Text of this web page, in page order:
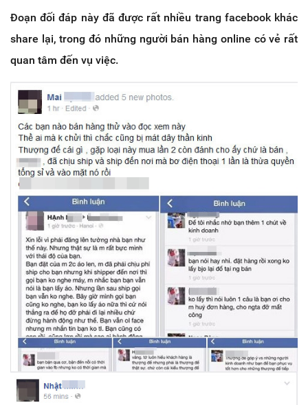
Đoạn đối đáp này đã được rất nhiều trang facebook khác
share lại, trong đó những người bán hàng online có vẻ rất
quan tâm đến vụ việc.